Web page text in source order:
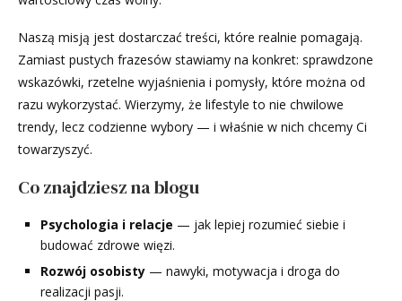
Naszą misją jest dostarczać treści, które realnie pomagają.
Zamiast pustych frazesów stawiamy na konkret: sprawdzone
wskazówki, rzetelne wyjaśnienia i pomysły, które można od
razu wykorzystać. Wierzymy, że lifestyle to nie chwilowe
trendy, lecz codzienne wybory — i właśnie w nich chcemy Ci
towarzyszyć.
Co znajdziesz na blogu
Psychologia i relacje — jak lepiej rozumieć siebie i
budować zdrowe więzi.
Rozwój osobisty — nawyki, motywacja i droga do
realizacji pasji.